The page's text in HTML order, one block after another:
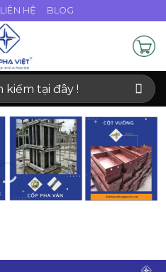
LIÊN HỆ BLOG